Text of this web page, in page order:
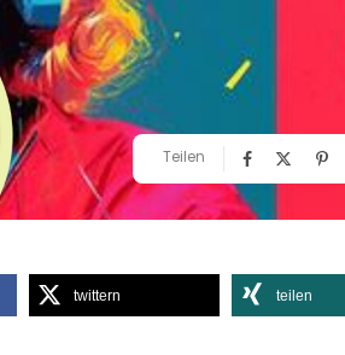
Teilen
twittern teilen